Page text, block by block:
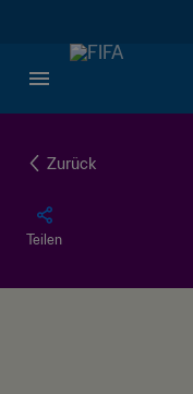
Zurück
Teilen